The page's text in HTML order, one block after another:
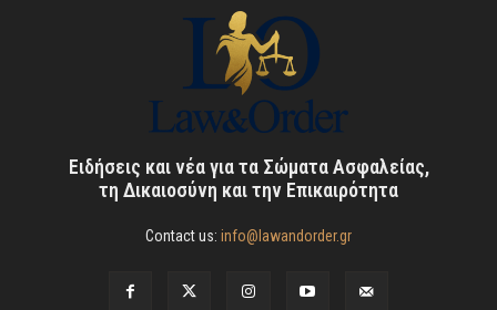
Ειδήσεις και νέα για τα Σώματα Ασφαλείας,
τη Δικαιοσύνη και την Επικαιρότητα
Contact us: info@lawandorder.gr